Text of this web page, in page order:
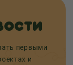
первыми
и